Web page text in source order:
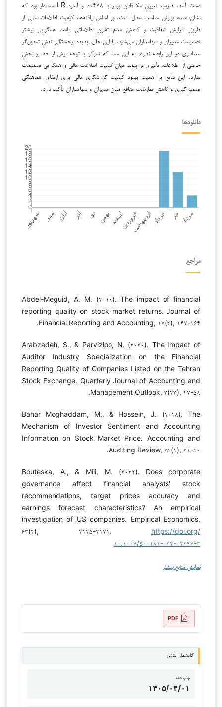
دست آمد. ضریب تعیین مک‌فادن برابر با ۰.۴۷۸ و آماره LR معنادار بود که
نشان‌دهنده برازش مناسب مدل است. بر اساس یافته‌ها، کیفیت اطلاعات مالی از
طریق افزایش شفافیت و کاهش عدم تقارن اطلاعاتی، باعث همگرایی بیشتر
تصمیمات مدیران و سهامداران می‌شود. با این حال، پدیده برجستگی نقش تعدیل‌گر
معناداری در این رابطه ندارد، به این معنا که تمرکز یا توجه بیش از حد بر بخش
خاصی از اطلاعات، تأثیری بر پیوند میان کیفیت اطلاعات مالی و همگرایی تصمیمات
ندارد. این نتایج بر اهمیت بهبود کیفیت گزارشگری مالی برای ارتقای هماهنگی
تصمیم‌گیری و کاهش تعارضات منافع میان مدیران و سهامداران تأکید دارد.
دانلودها
مراجع
Abdel-Meguid, A. M. (۲۰۱۹). The impact of financial
reporting quality on stock market returns. Journal of
Financial Reporting and Accounting, ۱۷(۲), ۱۴۷-۱۶۴.
Arabzadeh, S., & Parvizloo, N. (۲۰۲۰). The Impact of
Auditor Industry Specialization on the Financial
Reporting Quality of Companies Listed on the Tehran
Stock Exchange. Quarterly Journal of Accounting and
Management Outlook, ۳(۲۳), ۴۷-۵۸.
Bahar Moghaddam, M., & Hossein, J. (۲۰۱۸). The
Mechanism of Investor Sentiment and Accounting
Information on Stock Market Price. Accounting and
Auditing Review, ۲۵(۱), ۲۱-۵۰.
Bouteska, A., & Mili, M. (۲۰۲۲). Does corporate
governance affect financial analysts' stock
recommendations, target prices accuracy and
earnings forecast characteristics? An empirical
investigation of US companies. Empirical Economics,
۶۳(۴), ۲۱۲۵-۲۱۷۱. https://doi.org/
۱۰.۱۰۰۷/s۰۰۱۸۱-۰۲۲-۰۲۲۹۷-۳
نمایش منابع بیشتر
PDF
گاه‌شمار انتشار
چاپ شده
۱۴۰۵/۰۴/۰۱